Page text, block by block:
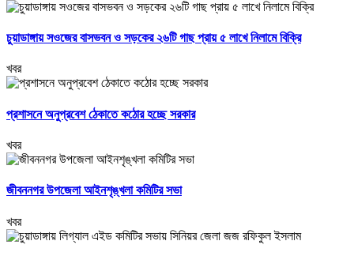
চুয়াডাঙ্গায় সওজের বাসভবন ও সড়কের ২৬টি গাছ প্রায় ৫ লাখে নিলামে বিক্রি
খবর
প্রশাসনে অনুপ্রবেশ ঠেকাতে কঠোর হচ্ছে সরকার
খবর
জীবননগর উপজেলা আইনশৃঙ্খলা কমিটির সভা
খবর